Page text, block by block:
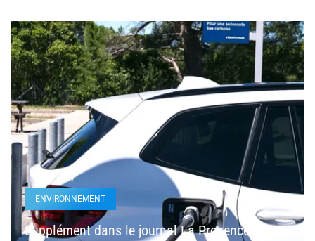
ENVIRONNEMENT
Supplément dans le journal La Provence